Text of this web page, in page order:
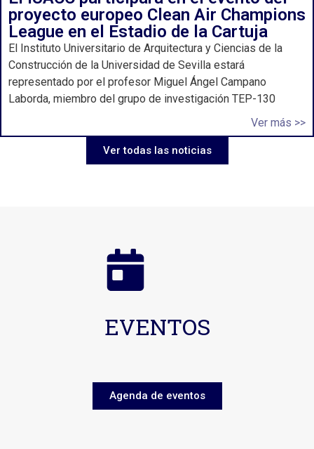
proyecto europeo Clean Air Champions
League en el Estadio de la Cartuja
El Instituto Universitario de Arquitectura y Ciencias de la
Construcción de la Universidad de Sevilla estará
representado por el profesor Miguel Ángel Campano
Laborda, miembro del grupo de investigación TEP-130
Ver más >>
Ver todas las noticias
EVENTOS
Agenda de eventos